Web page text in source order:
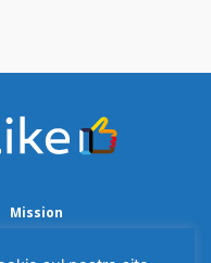
Mission